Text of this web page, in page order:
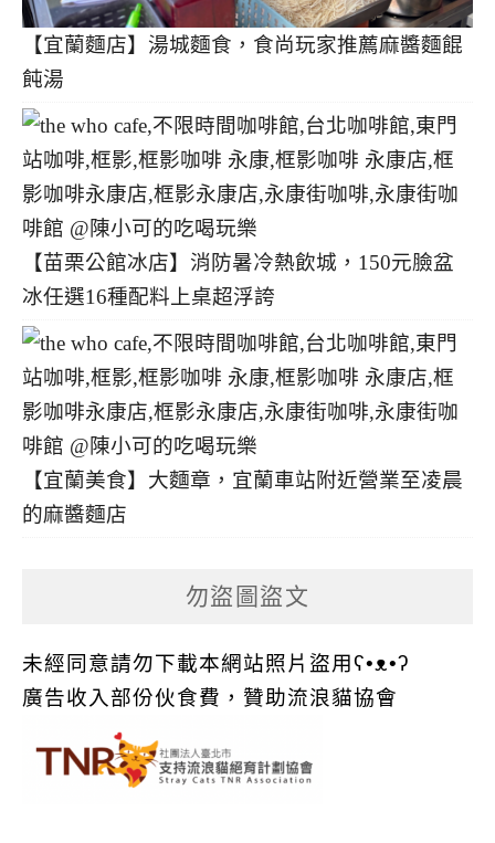
【宜蘭麵店】湯城麵食，食尚玩家推薦麻醬麵餛
飩湯
【苗栗公館冰店】消防暑冷熱飲城，150元臉盆
冰任選16種配料上桌超浮誇
【宜蘭美食】大麵章，宜蘭車站附近營業至凌晨
的麻醬麵店
勿盜圖盜文
未經同意請勿下載本網站照片盜用ʕ•ᴥ•ʔ
廣告收入部份伙食費，贊助流浪貓協會